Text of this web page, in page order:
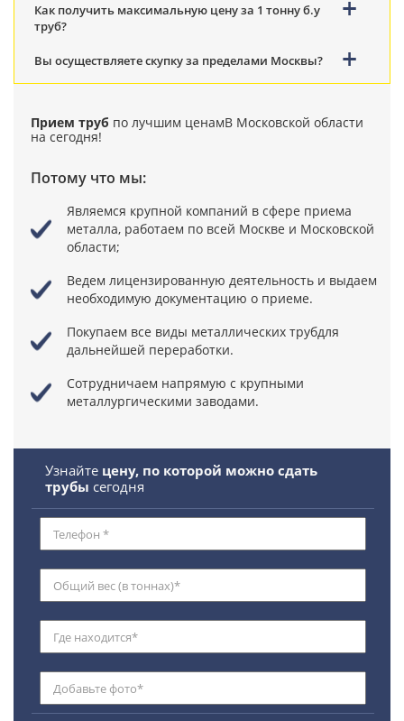
Как получить максимальную цену за 1 тонну б.у
труб?
Вы осуществляете скупку за пределами Москвы?
Прием труб по лучшим ценамВ Московской области
на сегодня!
Потому что мы:
Являемся крупной компаний в сфере приема
металла, работаем по всей Москве и Московской
области;
Ведем лицензированную деятельность и выдаем
необходимую документацию о приеме.
Покупаем все виды металлических трубдля
дальнейшей переработки.
Сотрудничаем напрямую с крупными
металлургическими заводами.
Узнайте цену, по которой можно сдать
трубы сегодня